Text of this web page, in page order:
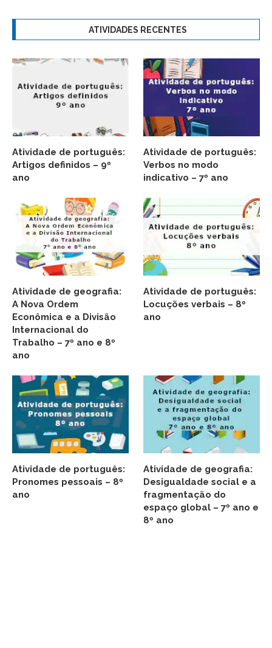
ATIVIDADES RECENTES
Atividade de português:
Artigos definidos – 9º
ano
Atividade de português:
Verbos no modo
indicativo – 7º ano
Atividade de geografia:
A Nova Ordem
Econômica e a Divisão
Internacional do
Trabalho – 7º ano e 8º
ano
Atividade de português:
Locuções verbais – 8º
ano
Atividade de português:
Pronomes pessoais – 8º
ano
Atividade de geografia:
Desigualdade social e a
fragmentação do
espaço global – 7º ano e
8º ano